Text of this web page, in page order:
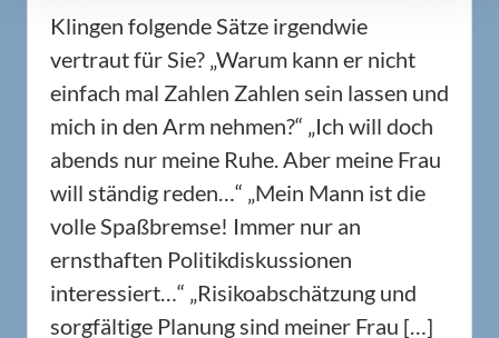
Klingen folgende Sätze irgendwie
vertraut für Sie? „Warum kann er nicht
einfach mal Zahlen Zahlen sein lassen und
mich in den Arm nehmen?“ „Ich will doch
abends nur meine Ruhe. Aber meine Frau
will ständig reden…“ „Mein Mann ist die
volle Spaßbremse! Immer nur an
ernsthaften Politikdiskussionen
interessiert…“ „Risikoabschätzung und
sorgfältige Planung sind meiner Frau […]